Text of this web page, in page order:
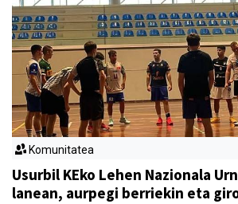
Komunitatea
Usurbil KEko Lehen Nazionala
lanean, aurpegi berriekin eta